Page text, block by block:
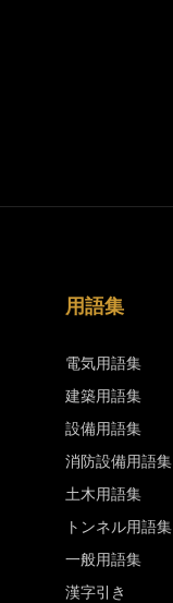
用語集
電気用語集
建築用語集
設備用語集
消防設備用語集
土木用語集
トンネル用語集
一般用語集
漢字引き